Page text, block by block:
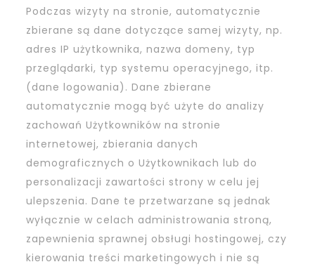
Podczas wizyty na stronie, automatycznie
zbierane są dane dotyczące samej wizyty, np.
adres IP użytkownika, nazwa domeny, typ
przeglądarki, typ systemu operacyjnego, itp.
(dane logowania). Dane zbierane
automatycznie mogą być użyte do analizy
zachowań Użytkowników na stronie
internetowej, zbierania danych
demograficznych o Użytkownikach lub do
personalizacji zawartości strony w celu jej
ulepszenia. Dane te przetwarzane są jednak
wyłącznie w celach administrowania stroną,
zapewnienia sprawnej obsługi hostingowej, czy
kierowania treści marketingowych i nie są